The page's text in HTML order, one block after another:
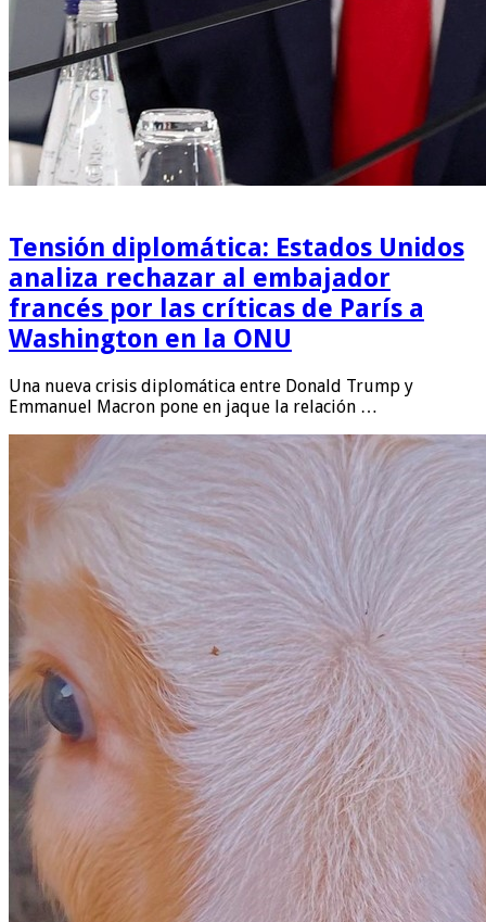
Tensión diplomática: Estados Unidos
analiza rechazar al embajador
francés por las críticas de París a
Washington en la ONU
Una nueva crisis diplomática entre Donald Trump y
Emmanuel Macron pone en jaque la relación …